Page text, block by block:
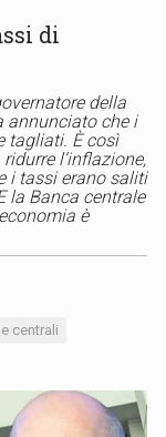
di
della
annunciato che i
tagliati. È così
l’inflazione,
i tassi erano saliti
la Banca centrale
è
centrali